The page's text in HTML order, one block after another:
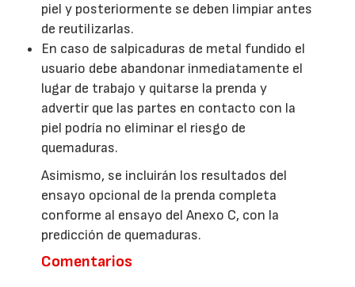
piel y posteriormente se deben limpiar antes
de reutilizarlas.
En caso de salpicaduras de metal fundido el
usuario debe abandonar inmediatamente el
lugar de trabajo y quitarse la prenda y
advertir que las partes en contacto con la
piel podría no eliminar el riesgo de
quemaduras.
Asimismo, se incluirán los resultados del
ensayo opcional de la prenda completa
conforme al ensayo del Anexo C, con la
predicción de quemaduras.
Comentarios